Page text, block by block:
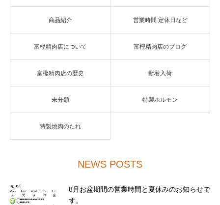
商品紹介 営業時間 定休日など
富樫精肉店について 富樫精肉店のブログ
富樫精肉店の歴史 新着入荷
未分類 特製ホルモン
特製焼肉のたれ
NEWS POSTS
8月お盆期間の営業時間と夏休みのお知らせで
す。